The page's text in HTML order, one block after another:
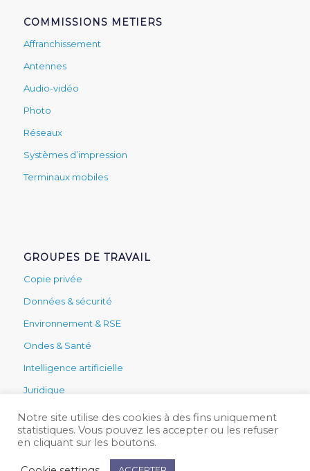
COMMISSIONS METIERS
Affranchissement
Antennes
Audio-vidéo
Photo
Réseaux
Systèmes d’impression
Terminaux mobiles
GROUPES DE TRAVAIL
Copie privée
Données & sécurité
Environnement & RSE
Ondes & Santé
Intelligence artificielle
Juridique
Secteur public
Services & technique
Notre site utilise des cookies à des fins uniquement
statistiques. Vous pouvez les accepter ou les refuser
en cliquant sur les boutons.